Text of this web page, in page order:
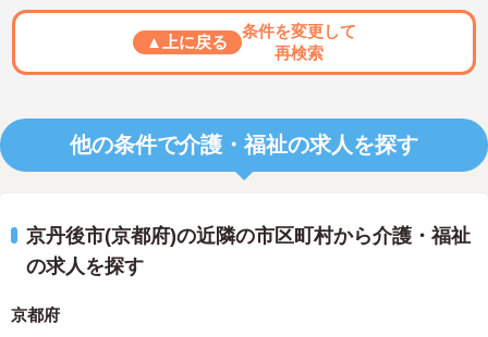
▲上に戻る
条件を変更して
再検索
他の条件で介護・福祉の求人を探す
京丹後市(京都府)の近隣の市区町村から介護・福祉
の求人を探す
京都府